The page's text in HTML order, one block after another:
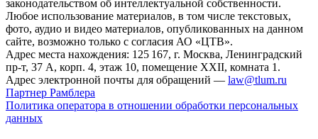
законодательством об интеллектуальной собственности.
Любое использование материалов, в том числе текстовых,
фото, аудио и видео материалов, опубликованных на данном
сайте, возможно только с согласия АО «ЦТВ».
Адрес места нахождения: 125 167, г. Москва, Ленинградский
пр-т, 37 А, корп. 4, этаж 10, помещение XXII, комната 1.
Адрес электронной почты для обращений — law@tlum.ru
Партнер Рамблера
Политика оператора в отношении обработки персональных
данных